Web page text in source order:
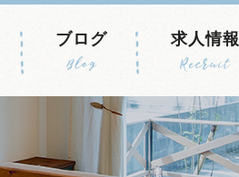
ブログ
Blog
求人情報
Recruit